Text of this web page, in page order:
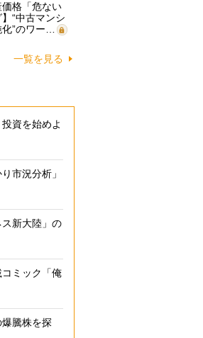
価格「危ない
“中古マンシ
”のワー…
一覧を見る
資を始めよ
市況分析」
新大陸」の
ミック「俺
騰株を探